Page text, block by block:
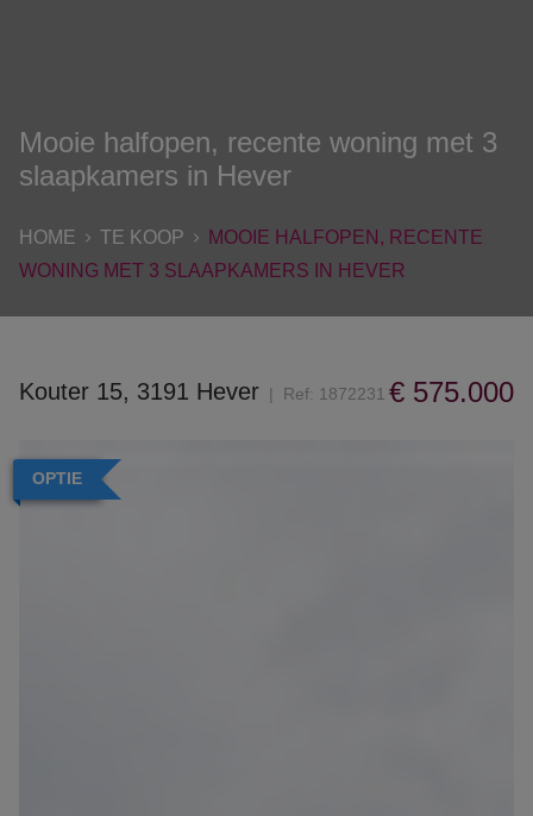
Mooie halfopen, recente woning met 3
slaapkamers in Hever
HOME TE KOOP
MOOIE HALFOPEN, RECENTE
WONING MET 3 SLAAPKAMERS IN HEVER
Kouter 15, 3191 Hever Ref: 1872231 € 575.000
OPTIE